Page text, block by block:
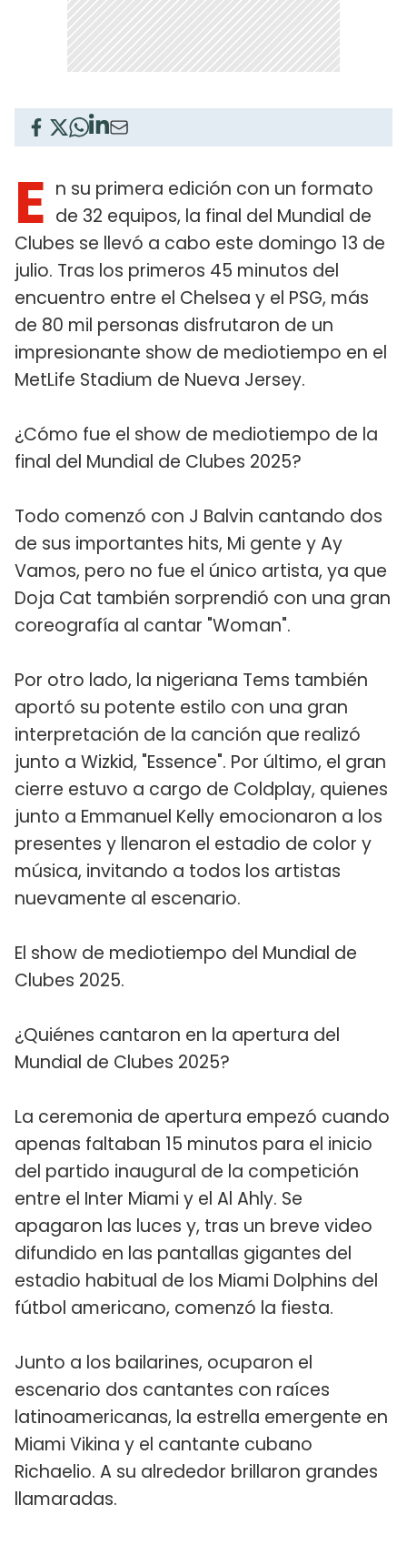
E n su primera edición con un formato
de 32 equipos, la final del Mundial de
Clubes se llevó a cabo este domingo 13 de
julio. Tras los primeros 45 minutos del
encuentro entre el Chelsea y el PSG, más
de 80 mil personas disfrutaron de un
impresionante show de mediotiempo en el
MetLife Stadium de Nueva Jersey.
¿Cómo fue el show de mediotiempo de la
final del Mundial de Clubes 2025?
Todo comenzó con J Balvin cantando dos
de sus importantes hits, Mi gente y Ay
Vamos, pero no fue el único artista, ya que
Doja Cat también sorprendió con una gran
coreografía al cantar "Woman".
Por otro lado, la nigeriana Tems también
aportó su potente estilo con una gran
interpretación de la canción que realizó
junto a Wizkid, "Essence". Por último, el gran
cierre estuvo a cargo de Coldplay, quienes
junto a Emmanuel Kelly emocionaron a los
presentes y llenaron el estadio de color y
música, invitando a todos los artistas
nuevamente al escenario.
El show de mediotiempo del Mundial de
Clubes 2025.
¿Quiénes cantaron en la apertura del
Mundial de Clubes 2025?
La ceremonia de apertura empezó cuando
apenas faltaban 15 minutos para el inicio
del partido inaugural de la competición
entre el Inter Miami y el Al Ahly. Se
apagaron las luces y, tras un breve video
difundido en las pantallas gigantes del
estadio habitual de los Miami Dolphins del
fútbol americano, comenzó la fiesta.
Junto a los bailarines, ocuparon el
escenario dos cantantes con raíces
latinoamericanas, la estrella emergente en
Miami Vikina y el cantante cubano
Richaelio. A su alrededor brillaron grandes
llamaradas.